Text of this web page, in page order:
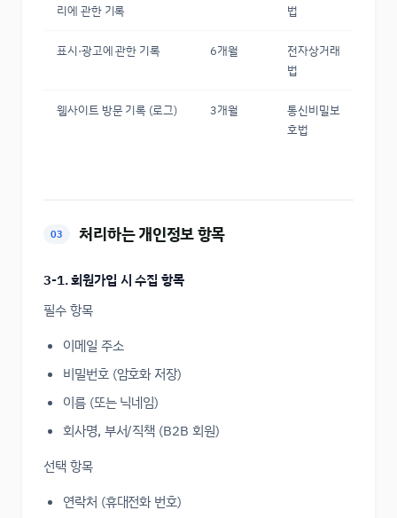
리에 관한 기록
법
표시·광고에 관한 기록 6개월
전자상거래
법
웹사이트 방문 기록 (로그) 3개월
통신비밀보
호법
03 처리하는 개인정보 항목
3-1. 회원가입 시 수집 항목
필수 항목
이메일 주소
비밀번호 (암호화 저장)
이름 (또는 닉네임)
회사명, 부서/직책 (B2B 회원)
선택 항목
연락처 (휴대전화 번호)